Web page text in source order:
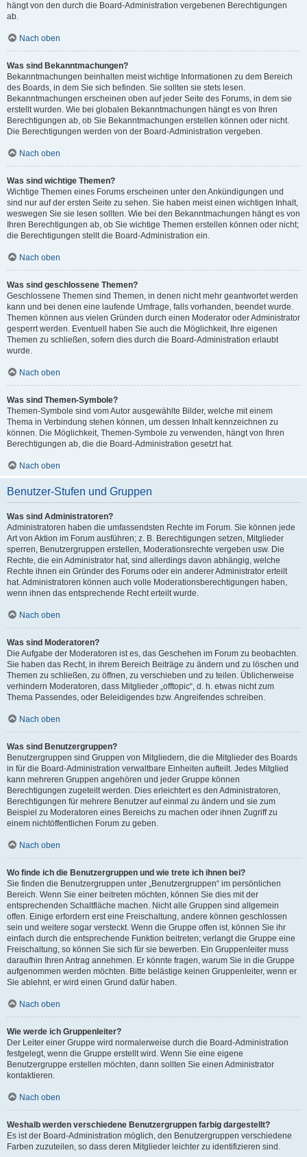
hängt von den durch die Board-Administration vergebenen Berechtigungen
ab.
Nach oben
Was sind Bekanntmachungen?
Bekanntmachungen beinhalten meist wichtige Informationen zu dem Bereich
des Boards, in dem Sie sich befinden. Sie sollten sie stets lesen.
Bekanntmachungen erscheinen oben auf jeder Seite des Forums, in dem sie
erstellt wurden. Wie bei globalen Bekanntmachungen hängt es von Ihren
Berechtigungen ab, ob Sie Bekanntmachungen erstellen können oder nicht.
Die Berechtigungen werden von der Board-Administration vergeben.
Nach oben
Was sind wichtige Themen?
Wichtige Themen eines Forums erscheinen unter den Ankündigungen und
sind nur auf der ersten Seite zu sehen. Sie haben meist einen wichtigen Inhalt,
weswegen Sie sie lesen sollten. Wie bei den Bekanntmachungen hängt es von
Ihren Berechtigungen ab, ob Sie wichtige Themen erstellen können oder nicht;
die Berechtigungen stellt die Board-Administration ein.
Nach oben
Was sind geschlossene Themen?
Geschlossene Themen sind Themen, in denen nicht mehr geantwortet werden
kann und bei denen eine laufende Umfrage, falls vorhanden, beendet wurde.
Themen können aus vielen Gründen durch einen Moderator oder Administrator
gesperrt werden. Eventuell haben Sie auch die Möglichkeit, Ihre eigenen
Themen zu schließen, sofern dies durch die Board-Administration erlaubt
wurde.
Nach oben
Was sind Themen-Symbole?
Themen-Symbole sind vom Autor ausgewählte Bilder, welche mit einem
Thema in Verbindung stehen können, um dessen Inhalt kennzeichnen zu
können. Die Möglichkeit, Themen-Symbole zu verwenden, hängt von Ihren
Berechtigungen ab, die die Board-Administration gesetzt hat.
Nach oben
Benutzer-Stufen und Gruppen
Was sind Administratoren?
Administratoren haben die umfassendsten Rechte im Forum. Sie können jede
Art von Aktion im Forum ausführen; z. B. Berechtigungen setzen, Mitglieder
sperren, Benutzergruppen erstellen, Moderationsrechte vergeben usw. Die
Rechte, die ein Administrator hat, sind allerdings davon abhängig, welche
Rechte ihnen ein Gründer des Forums oder ein anderer Administrator erteilt
hat. Administratoren können auch volle Moderationsberechtigungen haben,
wenn ihnen das entsprechende Recht erteilt wurde.
Nach oben
Was sind Moderatoren?
Die Aufgabe der Moderatoren ist es, das Geschehen im Forum zu beobachten.
Sie haben das Recht, in ihrem Bereich Beiträge zu ändern und zu löschen und
Themen zu schließen, zu öffnen, zu verschieben und zu teilen. Üblicherweise
verhindern Moderatoren, dass Mitglieder „offtopic“, d. h. etwas nicht zum
Thema Passendes, oder Beleidigendes bzw. Angreifendes schreiben.
Nach oben
Was sind Benutzergruppen?
Benutzergruppen sind Gruppen von Mitgliedern, die die Mitglieder des Boards
in für die Board-Administration verwaltbare Einheiten aufteilt. Jedes Mitglied
kann mehreren Gruppen angehören und jeder Gruppe können
Berechtigungen zugeteilt werden. Dies erleichtert es den Administratoren,
Berechtigungen für mehrere Benutzer auf einmal zu ändern und sie zum
Beispiel zu Moderatoren eines Bereichs zu machen oder ihnen Zugriff zu
einem nichtöffentlichen Forum zu geben.
Nach oben
Wo finde ich die Benutzergruppen und wie trete ich ihnen bei?
Sie finden die Benutzergruppen unter „Benutzergruppen“ im persönlichen
Bereich. Wenn Sie einer beitreten möchten, können Sie dies mit der
entsprechenden Schaltfläche machen. Nicht alle Gruppen sind allgemein
offen. Einige erfordern erst eine Freischaltung, andere können geschlossen
sein und weitere sogar versteckt. Wenn die Gruppe offen ist, können Sie ihr
einfach durch die entsprechende Funktion beitreten; verlangt die Gruppe eine
Freischaltung, so können Sie sich für sie bewerben. Ein Gruppenleiter muss
daraufhin Ihren Antrag annehmen. Er könnte fragen, warum Sie in die Gruppe
aufgenommen werden möchten. Bitte belästige keinen Gruppenleiter, wenn er
Sie ablehnt, er wird einen Grund dafür haben.
Nach oben
Wie werde ich Gruppenleiter?
Der Leiter einer Gruppe wird normalerweise durch die Board-Administration
festgelegt, wenn die Gruppe erstellt wird. Wenn Sie eine eigene
Benutzergruppe erstellen möchten, dann sollten Sie einen Administrator
kontaktieren.
Nach oben
Weshalb werden verschiedene Benutzergruppen farbig dargestellt?
Es ist der Board-Administration möglich, den Benutzergruppen verschiedene
Farben zuzuteilen, so dass deren Mitglieder leichter zu identifizieren sind.